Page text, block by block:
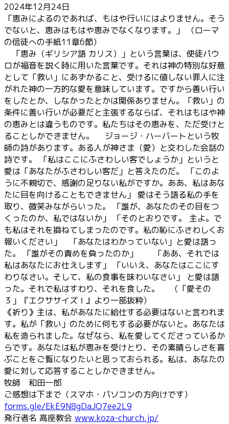
2024年12月24日
「恵みによるのであれば、もはや行いにはよりません。そう
でないと、恵みはもはや恵みでなくなります。」 （ローマ
の信徒への手紙11章6節）
「恵み（ギリシア語 カリス）」という言葉は、使徒パウ
ロが福音を説く時に用いた言葉です。それは神の特別な好意
として「救い」にあずかること、受けるに値しない罪人に注
がれた神の一方的な愛を意味しています。ですから善い行い
をしたとか、しなかったとかは関係ありません。「救い」の
条件に善い行いが必要だと主張するならば、それはもはや神
の恵みとは違うものです。私たちはその恵みを、ただ受けと
ることしかできません。 ジョージ・ハーバートという牧
師の詩があります。ある人が神さま（愛）と交わした会話の
詩です。 「私はここにふさわしい客でしょうか」というと
愛は「あなたがふさわしい客だ」と答えたのだ。 「このよ
うに不親切で、感謝の足りない私がですか。ああ、私はあな
たに目を向けることもできません」 愛はそう語る私の手を
取り、微笑みながらいった。 「誰が、あなたのその目をつ
くったのか、私ではないか」 「そのとおりです。 主よ。で
も私はそれを損ねてしまったのです。私の恥にふさわしくお
報いください」 「あなたはわかっていない」と愛は語っ
た。 「誰がその責めを負ったのか」 「ああ、それでは
私はあなたにお仕えします」 「いいえ、あなたはここにす
わりなさい。そして、私の食事を味わいなさい」 と愛は語
った。それで私はすわり、それを食した。 （「愛その
３」『エクササイズⅠ』より一部抜粋）
《祈り》主は、私があなたに給仕する必要はないと言われま
す。私が「救い」のために何もする必要がないと。あなたは
私を造られました。なぜなら、私を愛してくださっているか
らです。あなたは私が恵みを受けとり、その素晴らしさを喜
ぶことをご覧になりたいと思っておられる。私は、あなたの
愛に対して応答することしかできません。
牧師 和田一郎
ご感想は下まで（スマホ・パソコンの方向けです）
forms.gle/EkE9N8gDaJQ7ee2L9
発行者名 高座教会 www.koza-church.jp/